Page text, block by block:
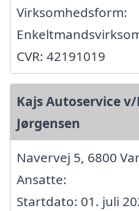
Virksomhedsform:
CVR: 42191019
Kajs Autoservice
Jørgensen
Navervej 5, 6800
Ansatte:
Startdato: 01. juli